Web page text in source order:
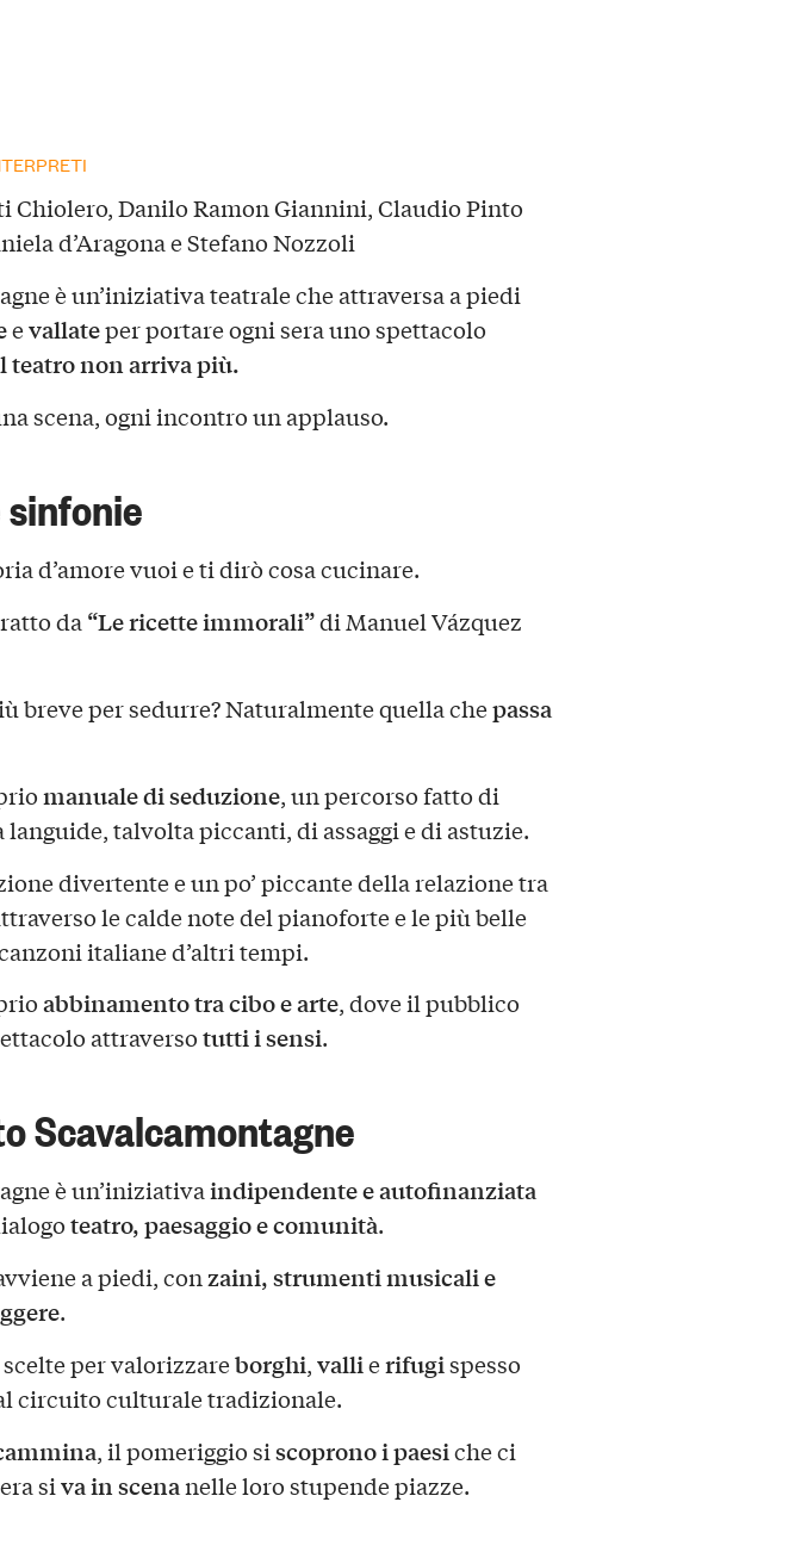
Chiolero, Danilo Ramon Giannini, Claudio Pinto
d’Aragona e Stefano Nozzoli
è un’iniziativa teatrale che attraversa a piedi
evallateper portare ogni sera uno spettacolo
teatro non arriva più.
scena, ogni incontro un applauso.
d’amore vuoi e ti dirò cosa cucinare.
da “Le ricette immorali”di Manuel Vázquez
breve per sedurre? Naturalmente quella chepassa
manuale di seduzione, un percorso fatto di
talvolta piccanti, di assaggi e di astuzie.
divertente e un po’ piccante della relazione tra
le calde note del pianoforte e le più belle
italiane d’altri tempi.
abbinamento tra cibo e arte, dove il pubblico
attraversotutti i sensi.
Scavalcamontagne
è un’iniziativaindipendente e autofinanziata
teatro, paesaggio e comunità.
a piedi, conzaini, strumenti musicali e
.
per valorizzareborghi,vallierifugispesso
circuito culturale tradizionale.
, il pomeriggio siscoprono i paesiche ci
siva in scenanelle loro stupende piazze.